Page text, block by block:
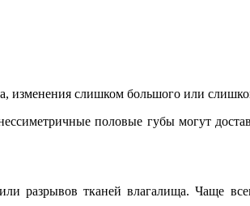
изменения слишком большого или
половые губы могут
разрывов тканей влагалища. Чаще